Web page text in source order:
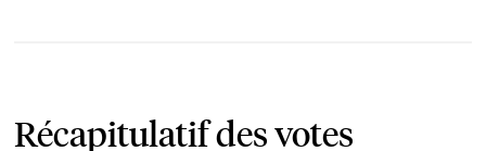
Récapitulatif des votes